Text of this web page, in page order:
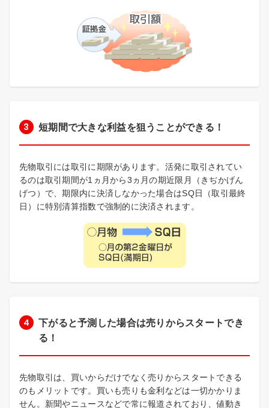
短期間で大きな利益を狙うことができる！
先物取引には取引に期限があります。活発に取引されてい
るのは取引期間が1ヵ月から3ヵ月の期近限月（きぢかげん
げつ）で、期限内に決済しなかった場合はSQ日（取引最終
日）に特別清算指数で強制的に決済されます。
下がると予測した場合は売りからスタートでき
る！
先物取引は、買いからだけでなく売りからスタートできる
のもメリットです。買いも売りも金利などは一切かかりま
せん。新聞やニュースなどで常に報道されており、値動き